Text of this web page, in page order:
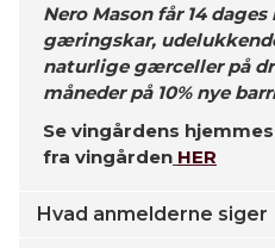
Nero Mason får 14
gæringskar,
naturlige gærceller på
måneder på 10% nye
Se vingårdens
fra vingården HER
Hvad anmelderne siger